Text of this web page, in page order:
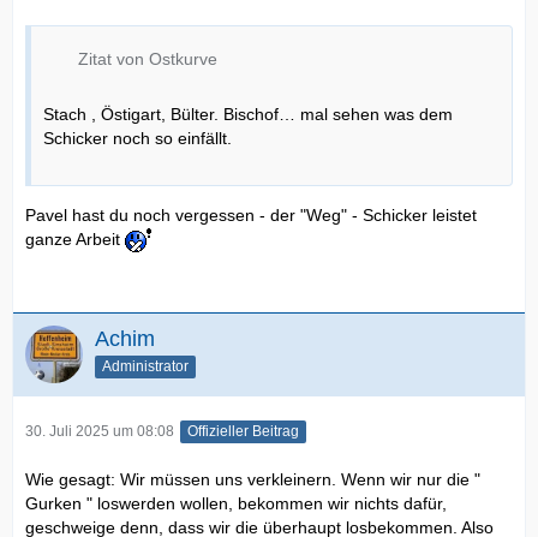
Zitat von Ostkurve
Stach , Östigart, Bülter. Bischof… mal sehen was dem
Schicker noch so einfällt.
Pavel hast du noch vergessen - der "Weg" - Schicker leistet
ganze Arbeit
Achim
Administrator
30. Juli 2025 um 08:08 Offizieller Beitrag
Wie gesagt: Wir müssen uns verkleinern. Wenn wir nur die "
Gurken " loswerden wollen, bekommen wir nichts dafür,
geschweige denn, dass wir die überhaupt losbekommen. Also